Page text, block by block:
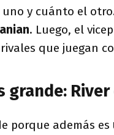
y cuánto el
. Luego, el
que juegan
grande: River
porque además es